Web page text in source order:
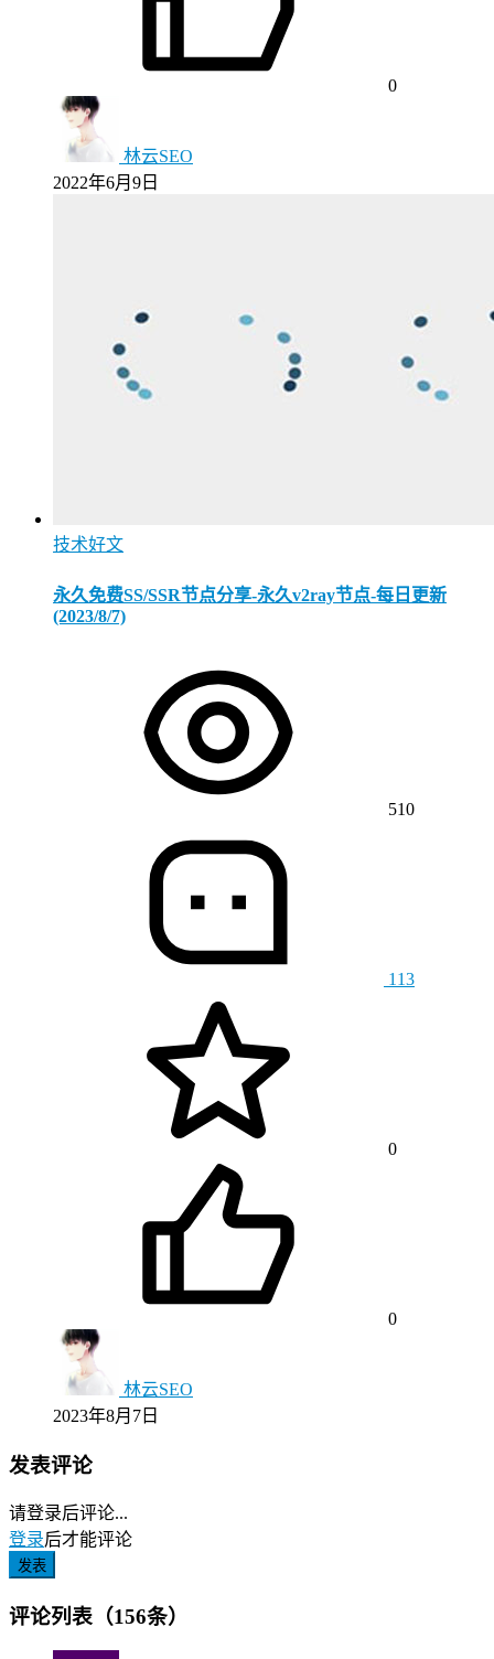
0
林云SEO
2022年6月9日
技术好文
永久免费SS/SSR节点分享-永久v2ray节点-每日更新
(2023/8/7)
510
113
0
0
林云SEO
2023年8月7日
发表评论
请登录后评论...
登录后才能评论
发表
评论列表（156条）